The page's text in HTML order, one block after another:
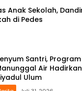
Anak Sekolah,
di Pedes
Santri, Program
Air
Ulum